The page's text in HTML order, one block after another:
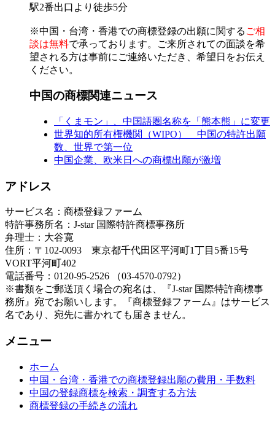
駅2番出口より徒歩5分
※中国・台湾・香港での商標登録の出願に関する ご相
談は無料で承っております。ご来所されての面談を希
望される方は事前にご連絡いただき、希望日をお伝え
ください。
中国の商標関連ニュース
「くまモン」、中国語圏名称を「熊本熊」に変更
世界知的所有権機関（WIPO） 中国の特許出願
数、世界で第一位
中国企業、欧米日への商標出願が激増
アドレス
サービス名：商標登録ファーム
特許事務所名：J-star 国際特許商標事務所
弁理士：大谷寛
住所：〒102-0093 東京都千代田区平河町1丁目5番15号
VORT平河町402
電話番号：0120-95-2526 （03-4570-0792）
※書類をご郵送頂く場合の宛名は、『J-star 国際特許商標事
務所』宛でお願いします。『商標登録ファーム』はサービス
名であり、宛先に書かれても届きません。
メニュー
ホーム
中国・台湾・香港での商標登録出願の費用・手数料
中国の登録商標を検索・調査する方法
商標登録の手続きの流れ